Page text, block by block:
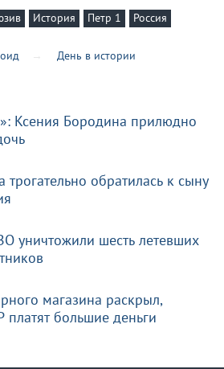
История Петр 1 Россия
День в истории
Ксения Бородина прилюдно
трогательно обратилась к сыну
уничтожили шесть летевших
магазина раскрыл,
большие деньги